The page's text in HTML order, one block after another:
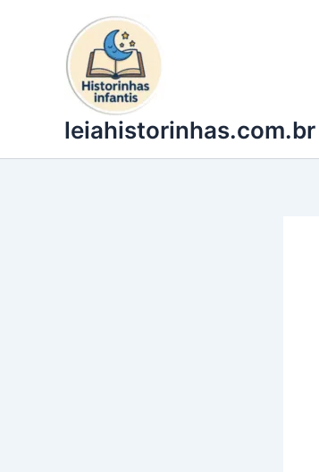
leiahistorinhas.com.br